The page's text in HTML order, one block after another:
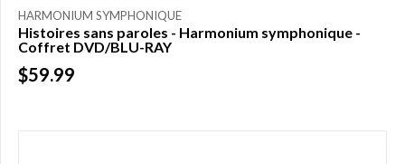
HARMONIUM SYMPHONIQUE
Histoires sans paroles - Harmonium symphonique -
Coffret DVD/BLU-RAY
$59.99